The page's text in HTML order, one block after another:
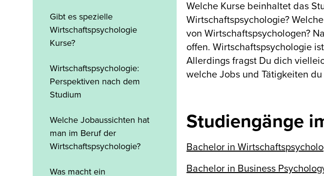
Gibt es spezielle
Wirtschaftspsychologie
Kurse?
Wirtschaftspsychologie:
Perspektiven nach dem
Studium
Welche Jobaussichten hat
man im Beruf der
Wirtschaftspsychologie?
Was macht ein
Welche Kurse beinhaltet das
Wirtschaftspsychologie?
von Wirtschaftspsychologen?
offen. Wirtschaftspsychologie
Allerdings fragst Du dich
welche Jobs und Tätigkeiten
Studiengänge
Bachelor in
Bachelor in Business